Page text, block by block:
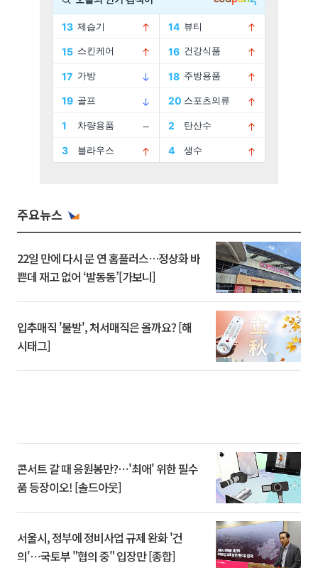
주요뉴스
22일 만에 다시 문 연 홈플러스…정상화 바
쁜데 재고 없어 ‘발동동’[가보니]
입추매직 '불발', 처서매직은 올까요? [해
시태그]
콘서트 갈 때 응원봉만?⋯'최애' 위한 필수
품 등장이오! [솔드아웃]
서울시, 정부에 정비사업 규제 완화 '건
의'⋯국토부 "협의 중" 입장만 [종합]